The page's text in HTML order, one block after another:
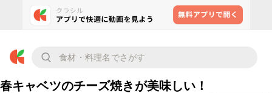
春キャベツのチーズ焼きが美味しい！